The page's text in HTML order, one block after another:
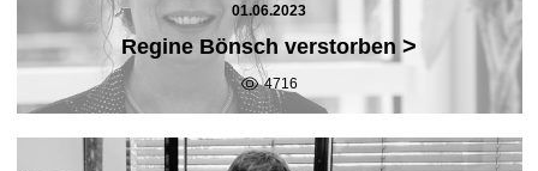
01.06.2023
Regine Bönsch verstorben >
4716